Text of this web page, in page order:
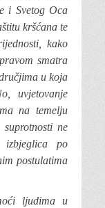
i Svetog Oca
kršćana te
kako
smatra
u koja
uvjetovanje
na temelju
ne
izbjeglica po
postulatima
ljudima u